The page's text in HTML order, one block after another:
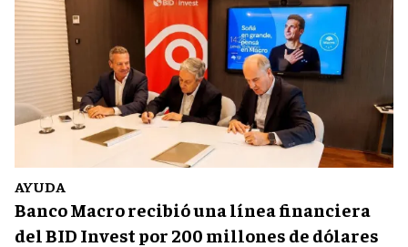
AYUDA
Banco Macro recibió una línea financiera
del BID Invest por 200 millones de dólares